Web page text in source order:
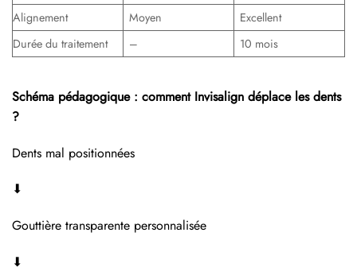
Alignement
Moyen
Excellent
Durée du traitement
– 10 mois
Schéma pédagogique : comment Invisalign déplace les dents
?
Dents mal positionnées
⬇
Gouttière transparente personnalisée
⬇